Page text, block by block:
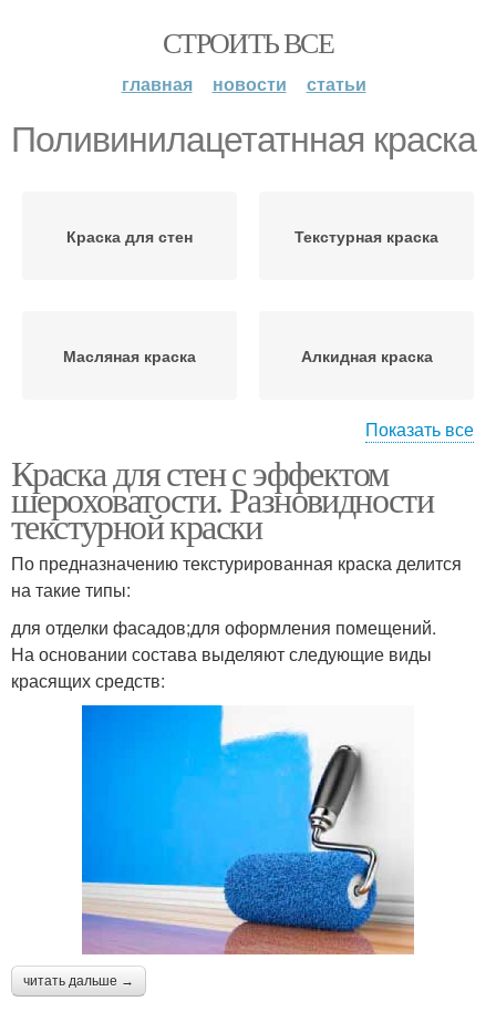
СТРОИТЬ ВСЕ
главная новости статьи
Поливинилацетатнная краска
Краска для стен Текстурная краска
Масляная краска Алкидная краска
Силикатная краска Акриловая краска
Силиконовая краска
Краска для внутренней
Краски для внутренней
и
Краска с бархатным
эффектом
Декоративная краска
Показать все
Краска для стен с эффектом
шероховатости. Разновидности
текстурной краски
По предназначению текстурированная краска делится
на такие типы:
для отделки фасадов;для оформления помещений.
На основании состава выделяют следующие виды
красящих средств:
читать дальше →